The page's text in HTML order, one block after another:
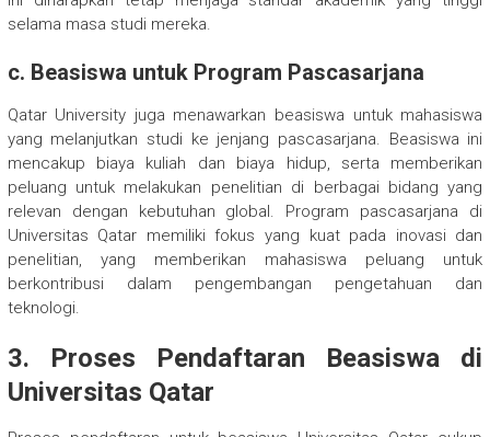
selama masa studi mereka.
c. Beasiswa untuk Program Pascasarjana
Qatar University juga menawarkan beasiswa untuk mahasiswa
yang melanjutkan studi ke jenjang pascasarjana. Beasiswa ini
mencakup biaya kuliah dan biaya hidup, serta memberikan
peluang untuk melakukan penelitian di berbagai bidang yang
relevan dengan kebutuhan global. Program pascasarjana di
Universitas Qatar memiliki fokus yang kuat pada inovasi dan
penelitian, yang memberikan mahasiswa peluang untuk
berkontribusi dalam pengembangan pengetahuan dan
teknologi.
3. Proses Pendaftaran Beasiswa di
Universitas Qatar